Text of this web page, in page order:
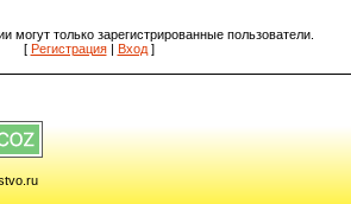
могут только зарегистрированные пользователи.
[ Регистрация| Вход]